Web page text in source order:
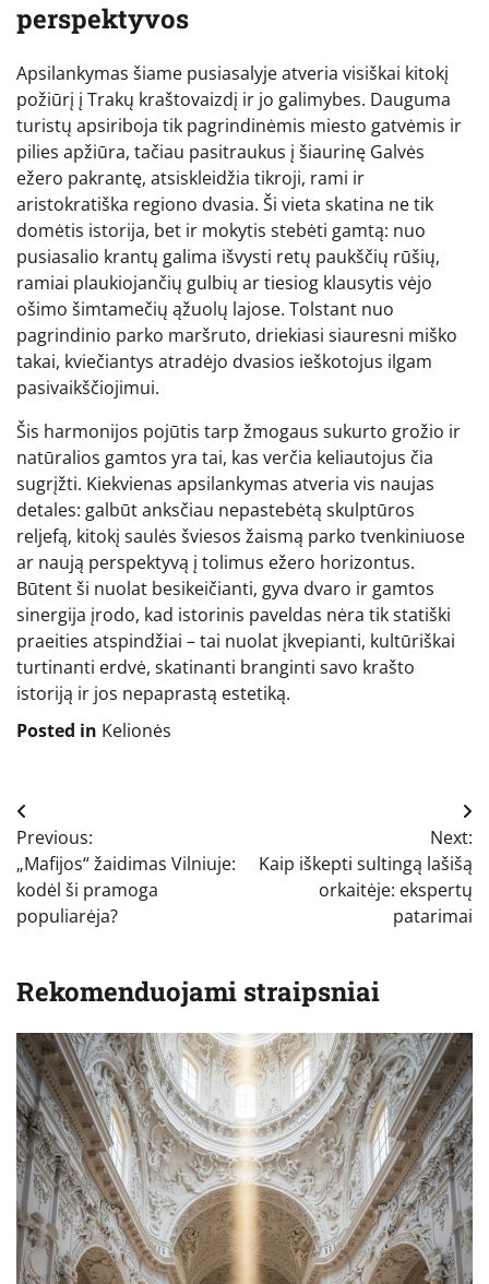
perspektyvos
Apsilankymas šiame pusiasalyje atveria visiškai kitokį
požiūrį į Trakų kraštovaizdį ir jo galimybes. Dauguma
turistų apsiriboja tik pagrindinėmis miesto gatvėmis ir
pilies apžiūra, tačiau pasitraukus į šiaurinę Galvės
ežero pakrantę, atsiskleidžia tikroji, rami ir
aristokratiška regiono dvasia. Ši vieta skatina ne tik
domėtis istorija, bet ir mokytis stebėti gamtą: nuo
pusiasalio krantų galima išvysti retų paukščių rūšių,
ramiai plaukiojančių gulbių ar tiesiog klausytis vėjo
ošimo šimtamečių ąžuolų lajose. Tolstant nuo
pagrindinio parko maršruto, driekiasi siauresni miško
takai, kviečiantys atradėjo dvasios ieškotojus ilgam
pasivaikščiojimui.
Šis harmonijos pojūtis tarp žmogaus sukurto grožio ir
natūralios gamtos yra tai, kas verčia keliautojus čia
sugrįžti. Kiekvienas apsilankymas atveria vis naujas
detales: galbūt anksčiau nepastebėtą skulptūros
reljefą, kitokį saulės šviesos žaismą parko tvenkiniuose
ar naują perspektyvą į tolimus ežero horizontus.
Būtent ši nuolat besikeičianti, gyva dvaro ir gamtos
sinergija įrodo, kad istorinis paveldas nėra tik statiški
praeities atspindžiai – tai nuolat įkvepianti, kultūriškai
turtinanti erdvė, skatinanti branginti savo krašto
istoriją ir jos nepaprastą estetiką.
Posted in Kelionės
Navigacija
tarp
įrašų
Previous:
„Mafijos“ žaidimas Vilniuje:
kodėl ši pramoga
populiarėja?
Next:
Kaip iškepti sultingą lašišą
orkaitėje: ekspertų
patarimai
Rekomenduojami straipsniai